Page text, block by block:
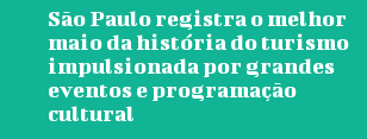
São Paulo registra o melhor
maio da história do turismo
impulsionada por grandes
eventos e programação
cultural